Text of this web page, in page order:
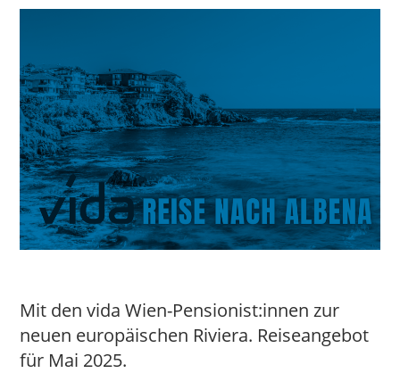
Mit den vida Wien-Pensionist:innen zur
neuen europäischen Riviera. Reiseangebot
für Mai 2025.